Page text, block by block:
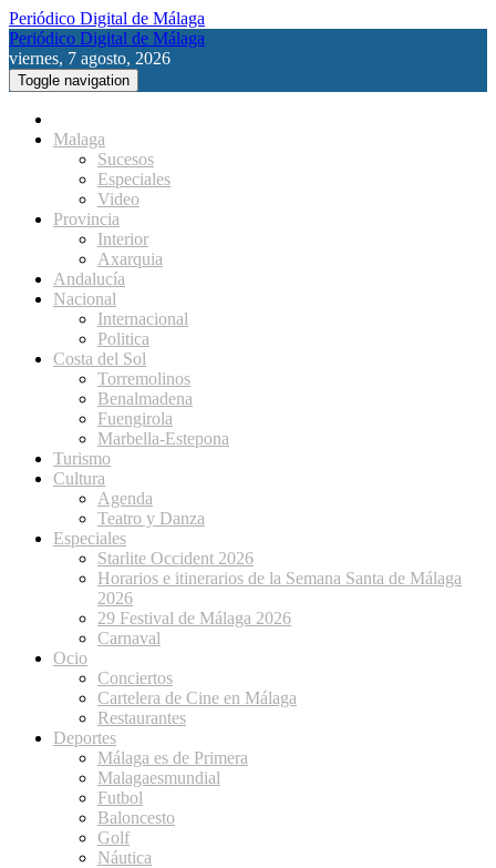
Periódico Digital de Málaga
Periódico Digital de Málaga
viernes, 7 agosto, 2026
Toggle navigation
Malaga
Sucesos
Especiales
Video
Provincia
Interior
Axarquia
Andalucía
Nacional
Internacional
Politica
Costa del Sol
Torremolinos
Benalmadena
Fuengirola
Marbella-Estepona
Turismo
Cultura
Agenda
Teatro y Danza
Especiales
Starlite Occident 2026
Horarios e itinerarios de la Semana Santa de Málaga
2026
29 Festival de Málaga 2026
Carnaval
Ocio
Conciertos
Cartelera de Cine en Málaga
Restaurantes
Deportes
Málaga es de Primera
Malagaesmundial
Futbol
Baloncesto
Golf
Náutica